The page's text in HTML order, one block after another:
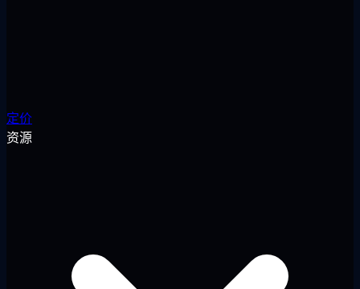
定价
资源